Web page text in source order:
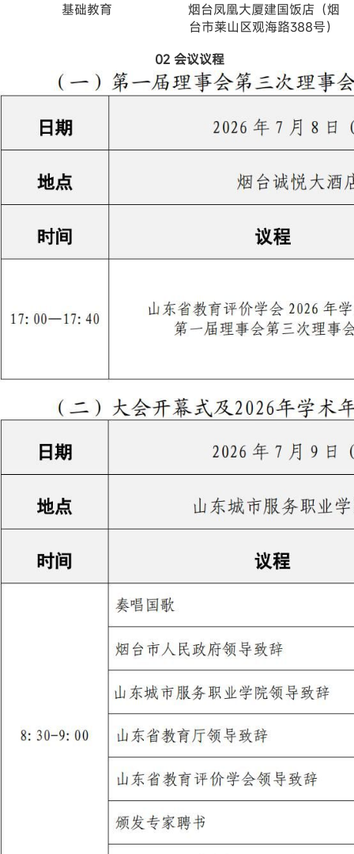
基础教育
烟台凤凰大厦建国饭店（烟
台市莱山区观海路388号）
02 会议议程